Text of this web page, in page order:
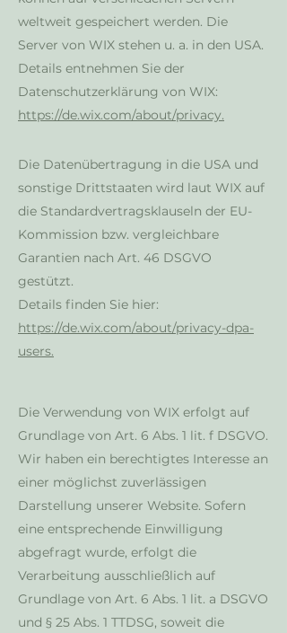
weltweit gespeichert werden. Die
Server von WIX stehen u. a. in den USA.
Details entnehmen Sie der
Datenschutzerklärung von WIX:
https://de.wix.com/about/privacy.
Die Datenübertragung in die USA und
sonstige Drittstaaten wird laut WIX auf
die Standardvertragsklauseln der EU-
Kommission bzw. vergleichbare
Garantien nach Art. 46 DSGVO
gestützt.
Details finden Sie hier:
https://de.wix.com/about/privacy-dpa-
users.
Die Verwendung von WIX erfolgt auf
Grundlage von Art. 6 Abs. 1 lit. f DSGVO.
Wir haben ein berechtigtes Interesse an
einer möglichst zuverlässigen
Darstellung unserer Website. Sofern
eine entsprechende Einwilligung
abgefragt wurde, erfolgt die
Verarbeitung ausschließlich auf
Grundlage von Art. 6 Abs. 1 lit. a DSGVO
und § 25 Abs. 1 TTDSG, soweit die